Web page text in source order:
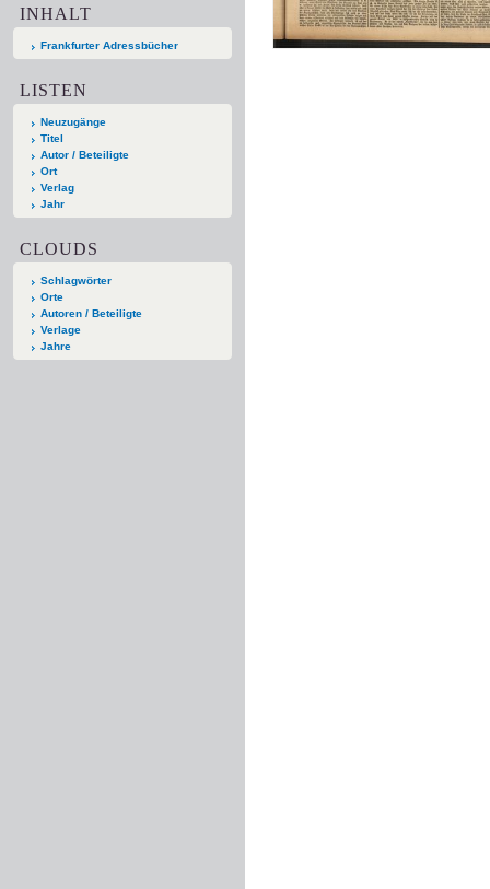
INHALT
Frankfurter Adressbücher
LISTEN
Neuzugänge
Titel
Autor / Beteiligte
Ort
Verlag
Jahr
CLOUDS
Schlagwörter
Orte
Autoren / Beteiligte
Verlage
Jahre